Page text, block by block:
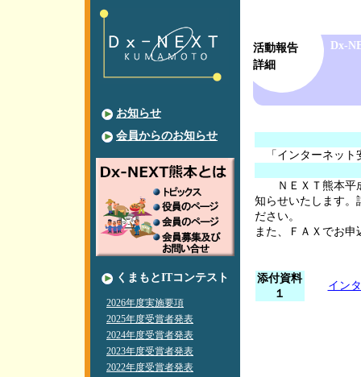
お知らせ
会員からのお知らせ
くまもとITコンテスト
2026年度実施要項
2025年度受賞者発表
2024年度受賞者発表
2023年度受賞者発表
2022年度受賞者発表
Dx-
活動報告
詳細
「インターネット
ＮＥＸＴ熊本平成
知らせいたします。
ださい。
また、ＦＡＸでお
添付資料
１
イン